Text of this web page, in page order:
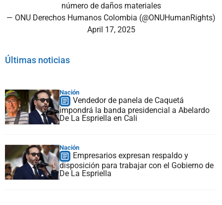
número de daños materiales
— ONU Derechos Humanos Colombia (@ONUHumanRights)
April 17, 2025
Últimas noticias
Nación
Vendedor de panela de Caquetá
impondrá la banda presidencial a Abelardo
De La Espriella en Cali
Nación
Empresarios expresan respaldo y
disposición para trabajar con el Gobierno de
De La Espriella